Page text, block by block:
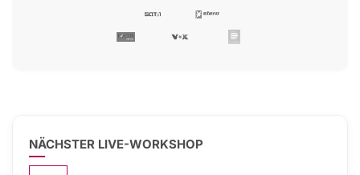
NÄCHSTER LIVE-WORKSHOP